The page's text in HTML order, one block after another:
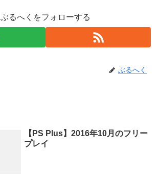
ぶるへくをフォローする
ぶるへく
【PS Plus】2016年10月のフリー
プレイ